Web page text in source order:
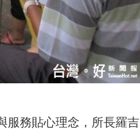
服務貼心理念，所長羅吉